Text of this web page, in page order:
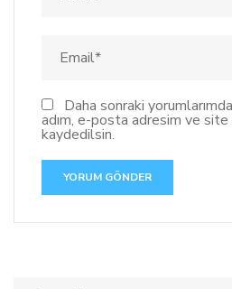
Daha sonraki
adım, e-posta adresim ve site
kaydedilsin.